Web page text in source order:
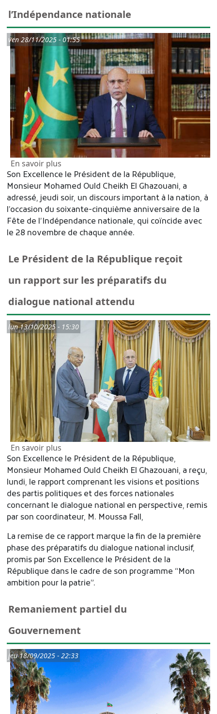
l’Indépendance nationale
ven 28/11/2025 - 01:55
En savoir plussur Le Président de la République
Son Excellence le Président de la République,
Monsieur Mohamed Ould Cheikh El Ghazouani, a
adressé, jeudi soir, un discours important à la nation, à
l’occasion du soixante-cinquième anniversaire de la
Fête de l’Indépendance nationale, qui coïncide avec
le 28 novembre de chaque année.
Le Président de la République reçoit
un rapport sur les préparatifs du
dialogue national attendu
lun 13/10/2025 - 15:30
En savoir plussur Le Président de la République reçoit
Son Excellence le Président de la République,
Monsieur Mohamed Ould Cheikh El Ghazouani, a reçu,
lundi, le rapport comprenant les visions et positions
des partis politiques et des forces nationales
concernant le dialogue national en perspective, remis
par son coordinateur, M. Moussa Fall,
La remise de ce rapport marque la fin de la première
phase des préparatifs du dialogue national inclusif,
promis par Son Excellence le Président de la
République dans le cadre de son programme “Mon
ambition pour la patrie”.
Remaniement partiel du
Gouvernement
jeu 18/09/2025 - 22:33